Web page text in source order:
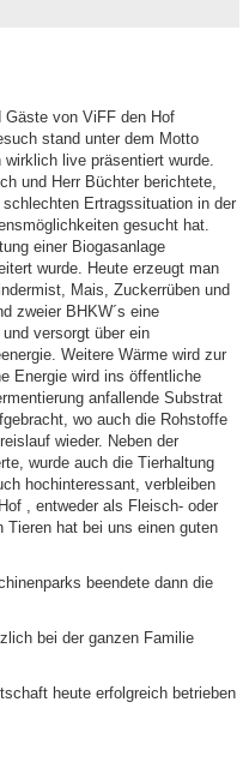
von ViFF den Hof
stand unter dem Motto
wirklich live präsentiert wurde.
und Herr Büchter berichtete,
Ertragssituation in der
gesucht hat.
einer Biogasanlage
wurde. Heute erzeugt man
Mais, Zuckerrüben und
zweier BHKW´s eine
versorgt über ein
Weitere Wärme wird zur
Energie wird ins öffentliche
anfallende Substrat
wo auch die Rohstoffe
wieder. Neben der
wurde auch die Tierhaltung
hochinteressant, verbleiben
, entweder als Fleisch- oder
Tieren hat bei uns einen guten
beendete dann die
bei der ganzen Familie
heute erfolgreich betrieben